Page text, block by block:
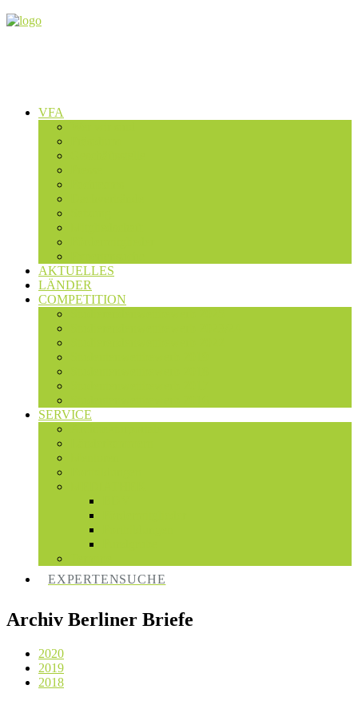
VFA
AKTUELLES
LÄNDER
COMPETITION
SERVICE
EXPERTENSUCHE
Archiv Berliner Briefe
2020
2019
2018